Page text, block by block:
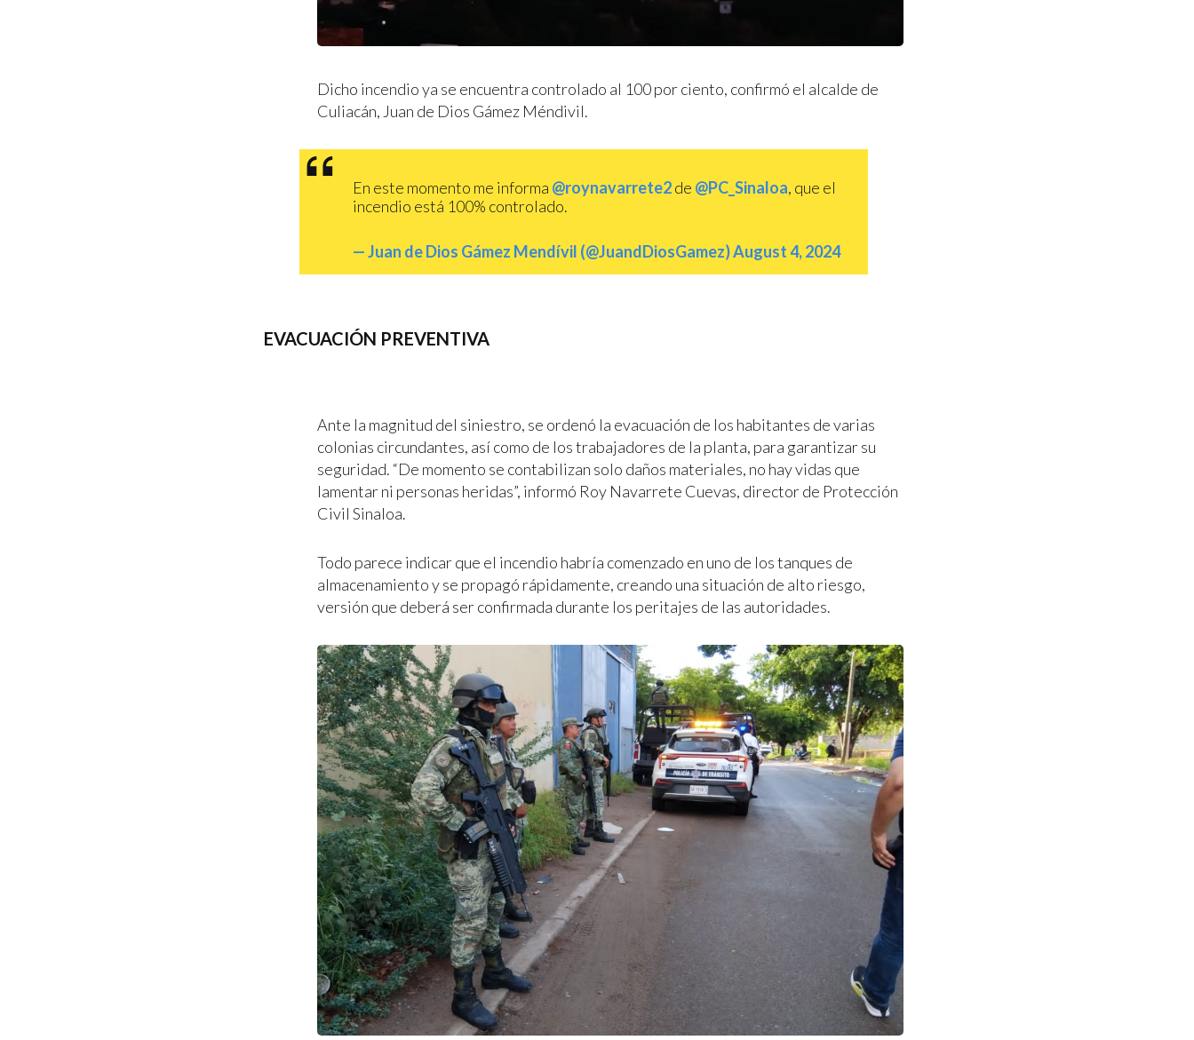
Dicho incendio ya se encuentra controlado al 100 por ciento, confirmó el alcalde de
Culiacán, Juan de Dios Gámez Méndivil.
En este momento me informa @roynavarrete2de @PC_Sinaloa, que el
incendio está 100% controlado.
— Juan de Dios Gámez Mendívil (@JuandDiosGamez)August 4, 2024
EVACUACIÓN PREVENTIVA
Ante la magnitud del siniestro, se ordenó la evacuación de los habitantes de varias
colonias circundantes, así como de los trabajadores de la planta, para garantizar su
seguridad. “De momento se contabilizan solo daños materiales, no hay vidas que
lamentar ni personas heridas”, informó Roy Navarrete Cuevas, director de Protección
Civil Sinaloa.
Todo parece indicar que el incendio habría comenzado en uno de los tanques de
almacenamiento y se propagó rápidamente, creando una situación de alto riesgo,
versión que deberá ser confirmada durante los peritajes de las autoridades.